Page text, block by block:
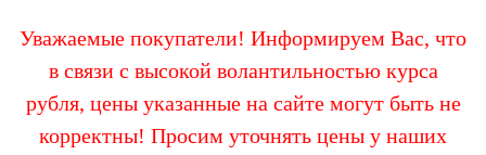
Уважаемые покупатели! Информируем Вас, что
в связи с высокой волантильностью курса
рубля, цены указанные на сайте могут быть не
корректны! Просим уточнять цены у наших